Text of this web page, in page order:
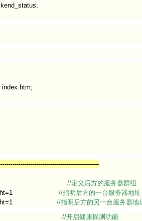
index.htm;
cluster //定义后方的服务器群组
weight=1
//指明后方的一台服务器地
weight=1 //指明后方的另一台服务器地
//开启健康探测功能